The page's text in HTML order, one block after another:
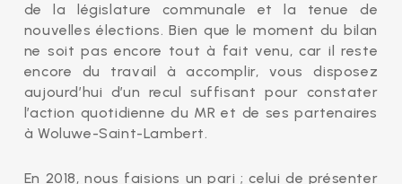
de la législature communale et la tenue de
nouvelles élections. Bien que le moment du bilan
ne soit pas encore tout à fait venu, car il reste
encore du travail à accomplir, vous disposez
aujourd’hui d’un recul suffisant pour constater
l’action quotidienne du MR et de ses partenaires
à Woluwe-Saint-Lambert.
En 2018, nous faisions un pari ; celui de présenter